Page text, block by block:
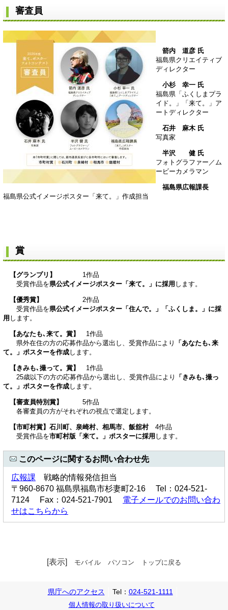
審査員
箭内 道彦 氏
福島県クリエイティブ
ディレクター
小杉 幸一 氏
福島県「ふくしまプラ
イド。」「来て。」ア
ートディレクター
石井 麻木 氏
写真家
半沢 健 氏
フォトグラファー／ム
ービーカメラマン
福島県広報課長
福島県公式イメージポスター「来て。」作成担当
賞
【グランプリ】
1作品
受賞作品を県公式イメージポスター「来て。」に採用 します。
【優秀賞】
2作品
受賞作品を県公式イメージポスター「住んで。」「ふくしま。」に採
用 します。
【あなたも､来て。賞】
1作品
県外在住の方の応募作品から選出し、受賞作品により
「あなたも､来
て。」ポスターを作成します。
【きみも､撮って。賞】
1作品
25歳以下の方の応募作品から選出し、受賞作品により
「きみも､撮っ
て。」ポスターを作成します。
【審査員特別賞】
5作品
各審査員の方がそれぞれの視点で選定します。
【市町村賞】石川町、泉崎村、相馬市、飯舘村4作品
受賞作品を市町村版「来て。」ポスターに採用 します。
このページに関するお問い合わせ先
広報課 戦略的情報発信担当
〒960-8670 福島県福島市杉妻町2-16 Tel：024-521-
7124 Fax：024-521-7901 電子メールでのお問い合わ
せはこちらから
[表示] モバイル パソコン トップに戻る
県庁へのアクセス Tel： 024-521-1111
個人情報の取り扱いについて